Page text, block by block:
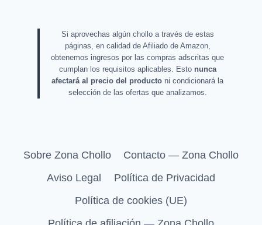
Si aprovechas algún chollo a través de estas
páginas, en calidad de Afiliado de Amazon,
obtenemos ingresos por las compras adscritas que
cumplan los requisitos aplicables. Esto nunca
afectará al precio del producto ni condicionará la
selección de las ofertas que analizamos.
Sobre Zona Chollo
Contacto — Zona Chollo
Aviso Legal
Política de Privacidad
Política de cookies (UE)